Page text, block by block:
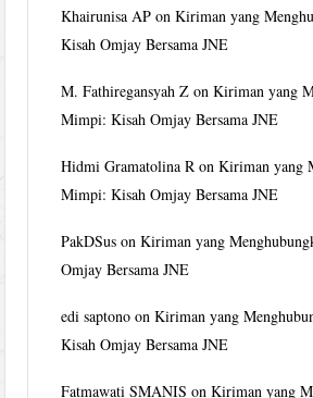
Khairunisa AP onKiriman yang
Kisah Omjay Bersama JNE
M. Fathiregansyah Z onKiriman yang
Mimpi: Kisah Omjay Bersama JNE
Hidmi Gramatolina R onKiriman yang
Mimpi: Kisah Omjay Bersama JNE
PakDSus onKiriman yang
Omjay Bersama JNE
edi saptono onKiriman yang
Kisah Omjay Bersama JNE
Fatmawati SMANIS onKiriman yang